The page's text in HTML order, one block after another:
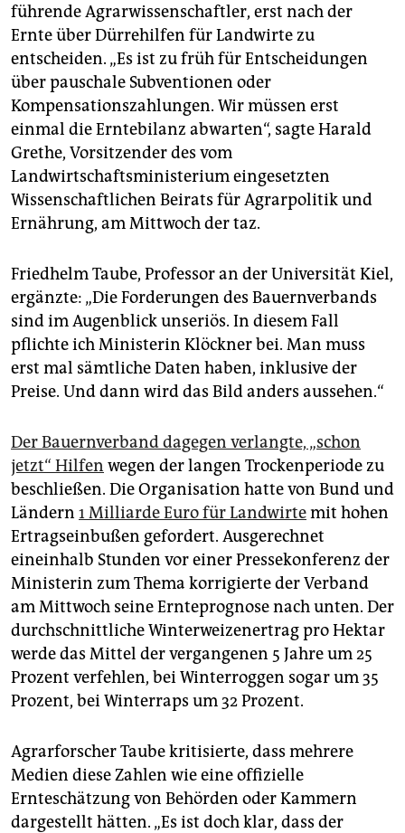
abo
genossenschaft
epaper login
führende Agrarwissenschaftler, erst nach der
Ernte über Dürrehilfen für Landwirte zu
entscheiden. „Es ist zu früh für Entscheidungen
über pauschale Subventionen oder
Kompensationszahlungen. Wir müssen erst
einmal die Erntebilanz abwarten“, sagte Harald
Grethe, Vorsitzender des vom
Landwirtschaftsministerium eingesetzten
Wissenschaftlichen Beirats für Agrarpolitik und
Ernährung, am Mittwoch der taz.
Friedhelm Taube, Professor an der Universität Kiel,
ergänzte: „Die Forderungen des Bauernverbands
sind im Augenblick unseriös. In diesem Fall
pflichte ich Ministerin Klöckner bei. Man muss
erst mal sämtliche Daten haben, inklusive der
Preise. Und dann wird das Bild anders aussehen.“
Der Bauernverband dagegen verlangte, „schon
jetzt“ Hilfen wegen der langen Trockenperiode zu
beschließen. Die Organisation hatte von Bund und
Ländern 1 Milliarde Euro für Landwirtemit hohen
Ertragseinbußen gefordert. Ausgerechnet
eineinhalb Stunden vor einer Pressekonferenz der
Ministerin zum Thema korrigierte der Verband
am Mittwoch seine Ernteprognose nach unten. Der
durchschnittliche Winter­weizen­ertrag pro Hektar
werde das Mittel der vergangenen 5 Jahre um 25
Prozent verfehlen, bei Winterroggen sogar um 35
Prozent, bei Winterraps um 32 Prozent.
Agrarforscher Taube kritisierte, dass mehrere
Medien diese Zahlen wie eine offizielle
Ernteschätzung von Behörden oder Kammern
dargestellt hätten. „Es ist doch klar, dass der